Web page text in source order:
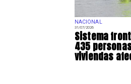
NACIONAL
31/07/2026
Sistema
435
viviendas